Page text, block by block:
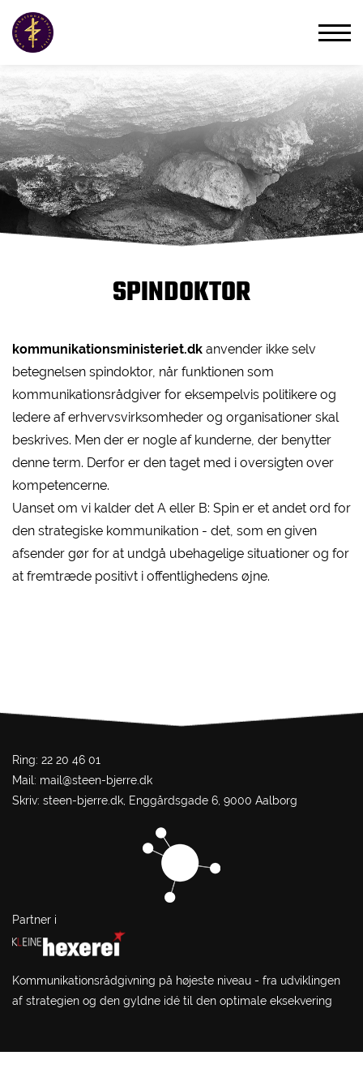
SPINDOKTOR
kommunikationsministeriet.dk anvender ikke selv
betegnelsen spindoktor, når funktionen som
kommunikationsrådgiver for eksempelvis politikere og
ledere af erhvervsvirksomheder og organisationer skal
beskrives. Men der er nogle af kunderne, der benytter
denne term. Derfor er den taget med i oversigten over
kompetencerne.
Uanset om vi kalder det A eller B: Spin er et andet ord for
den strategiske kommunikation - det, som en given
afsender gør for at undgå ubehagelige situationer og for
at fremtræde positivt i offentlighedens øjne.
Ring: 22 20 46 01
Mail: mail@steen-bjerre.dk
Skriv: steen-bjerre.dk, Enggårdsgade 6, 9000 Aalborg
Partner i
Kommunikationsrådgivning på højeste niveau - fra udviklingen
af strategien og den gyldne idé til den optimale eksekvering